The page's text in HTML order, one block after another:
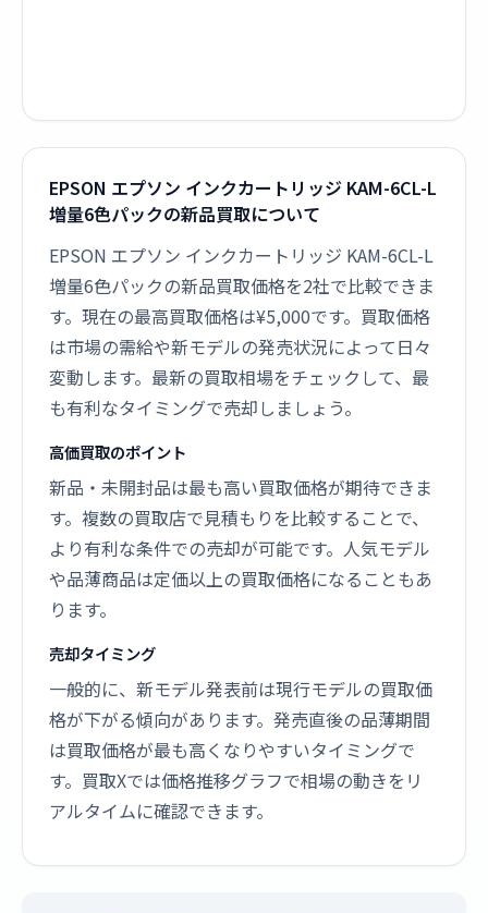
EPSON エプソン インクカートリッジ KAM-6CL-L
増量6色パックの新品買取について
EPSON エプソン インクカートリッジ KAM-6CL-L
増量6色パックの新品買取価格を2社で比較できま
す。現在の最高買取価格は¥5,000です。買取価格
は市場の需給や新モデルの発売状況によって日々
変動します。最新の買取相場をチェックして、最
も有利なタイミングで売却しましょう。
高価買取のポイント
新品・未開封品は最も高い買取価格が期待できま
す。複数の買取店で見積もりを比較することで、
より有利な条件での売却が可能です。人気モデル
や品薄商品は定価以上の買取価格になることもあ
ります。
売却タイミング
一般的に、新モデル発表前は現行モデルの買取価
格が下がる傾向があります。発売直後の品薄期間
は買取価格が最も高くなりやすいタイミングで
す。買取Xでは価格推移グラフで相場の動きをリ
アルタイムに確認できます。